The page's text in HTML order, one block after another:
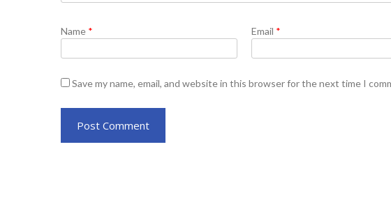
Name * Email *
Save my name, email, and website in this browser for the next time I